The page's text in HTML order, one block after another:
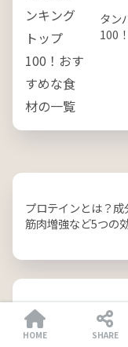
タン
100
プロテインとは？
筋肉増強など5つの
HOME SHARE